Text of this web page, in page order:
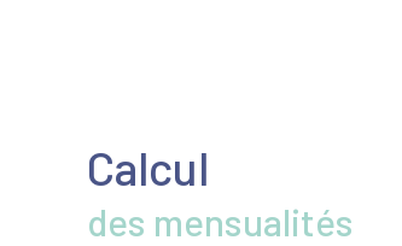
Calcul
des mensualités